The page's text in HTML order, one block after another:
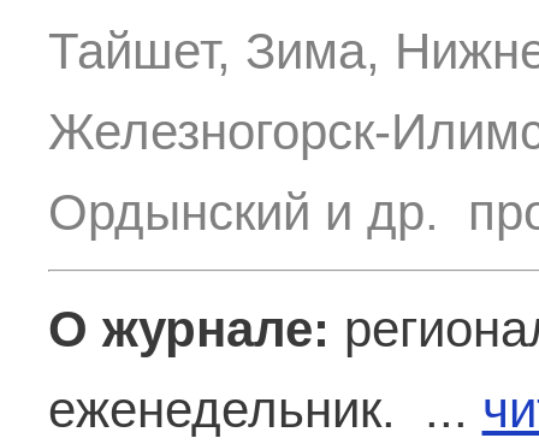
Тайшет, Зима,
Железногорск-
Ордынский и др.
О журнале:
еженедельник. ...